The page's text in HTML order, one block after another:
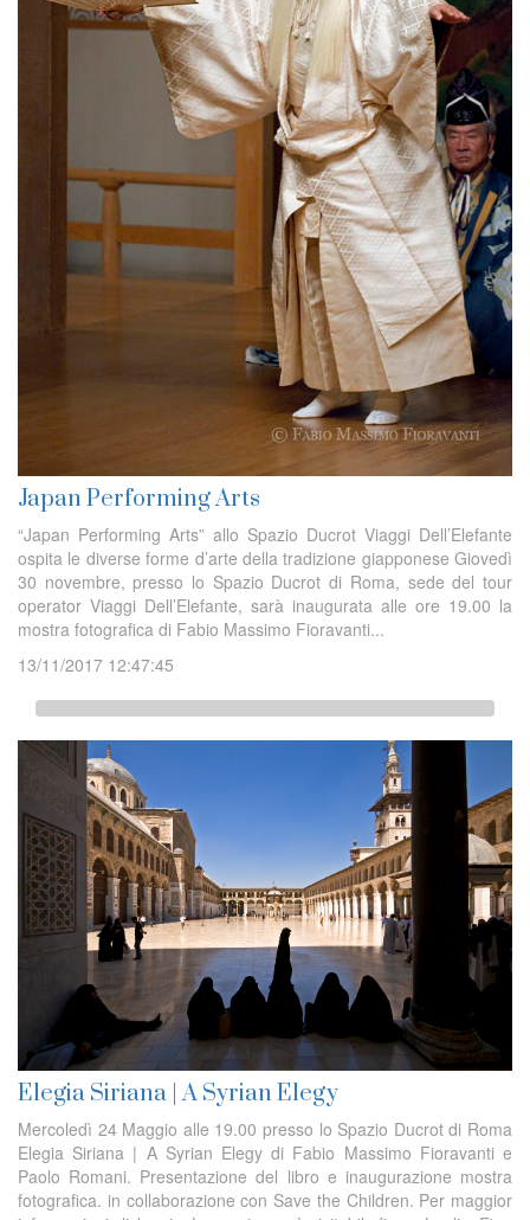
Japan Performing Arts
“Japan Performing Arts” allo Spazio Ducrot Viaggi Dell’Elefante
ospita le diverse forme d’arte della tradizione giapponese Giovedì
30 novembre, presso lo Spazio Ducrot di Roma, sede del tour
operator Viaggi Dell’Elefante, sarà inaugurata alle ore 19.00 la
mostra fotografica di Fabio Massimo Fioravanti...
13/11/2017 12:47:45
Elegia Siriana | A Syrian Elegy
Mercoledì 24 Maggio alle 19.00 presso lo Spazio Ducrot di Roma
Elegia Siriana | A Syrian Elegy di Fabio Massimo Fioravanti e
Paolo Romani. Presentazione del libro e inaugurazione mostra
fotografica. in collaborazione con Save the Children. Per maggior